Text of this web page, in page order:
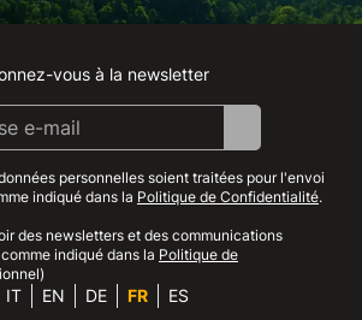
Instagram
Facebook
Linkedin
Youtube
vous à la newsletter
personnelles soient traitées pour l'envoi
indiqué dans la Politique de Confidentialité.
des newsletters et des communications
indiqué dans la Politique de
IT EN DE FR ES